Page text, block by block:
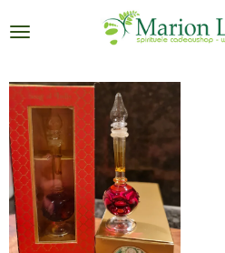
direct
de
hoofdinhoud